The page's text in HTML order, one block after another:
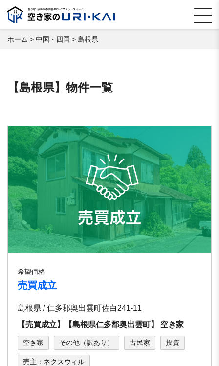
ホーム > 中国・四国 > 島根県
【島根県】物件一覧
希望価格
売買成立
島根県 / 仁多郡奥出雲町佐⽩241-11
【売買成立】【島根県仁多郡奥出雲町】 空き家
空き家 その他（訳あり） 古民家 投資
売主：ネクスウィル